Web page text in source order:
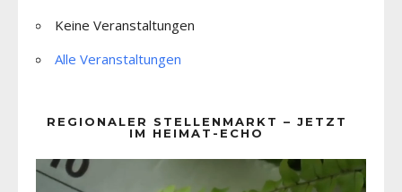
Keine Veranstaltungen
Alle Veranstaltungen
REGIONALER STELLENMARKT – JETZT
IM HEIMAT-ECHO